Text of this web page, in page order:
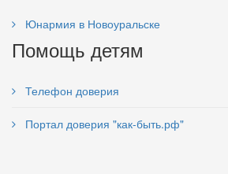
Юнармия в Новоуральске
Помощь детям
Телефон доверия
Портал доверия "как-быть.рф"